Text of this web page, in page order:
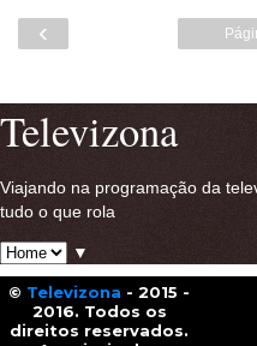
‹
Televizona
Viajando na programação da
tudo o que rola
▼
© Televizona - 2015 -
2016. Todos os
direitos reservados.